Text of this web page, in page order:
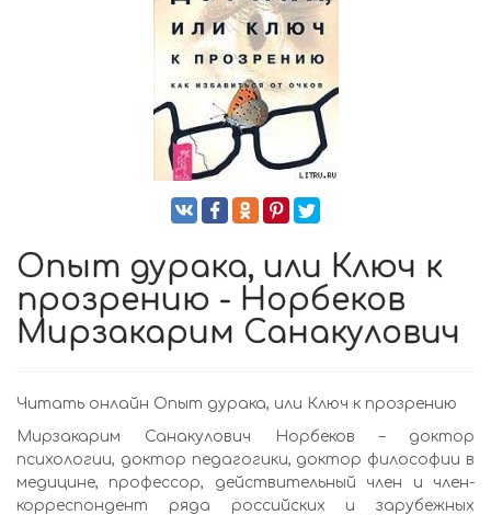
Опыт дурака, или Ключ к
прозрению - Норбеков
Мирзакарим Санакулович
Читать онлайн Опыт дурака, или Ключ к прозрению
Мирзакарим Санакулович Норбеков – доктор
психологии, доктор педагогики, доктор философии в
медицине, профессор, действительный член и член-
корреспондент ряда российских и зарубежных